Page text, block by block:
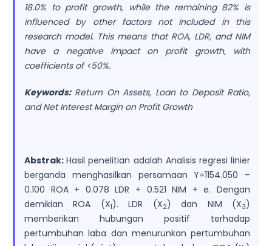
18.0% to profit growth, while the remaining 82% is
influenced by other factors not included in this
research model. This means that ROA, LDR, and NIM
have a negative impact on profit growth, with
coefficients of <50%.
Keywords:Return On Assets, Loan to Deposit Ratio,
and Net Interest Margin on Profit Growth
Abstrak:Hasil penelitian adalah Analisis regresi linier
berganda menghasilkan persamaan Y=1154.050 –
0.100 ROA + 0.078 LDR + 0.521 NIM + e. Dengan
demikian ROA (X1). LDR (X2) dan NIM (X3)
memberikan hubungan positif terhadap
pertumbuhan laba dan menurunkan pertumbuhan